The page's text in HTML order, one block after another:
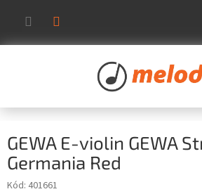
obsah
GEWA E-violin GEWA
Germania Red
Kód: 401661